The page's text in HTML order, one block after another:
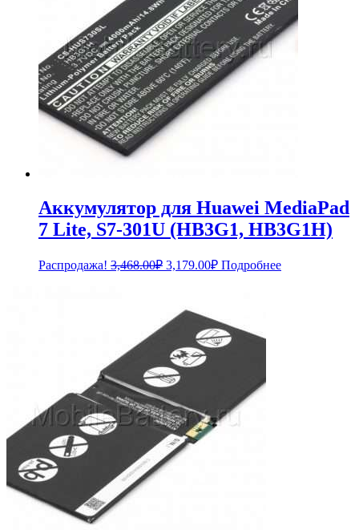
Аккумулятор для Huawei MediaPad
7 Lite, S7-301U (HB3G1, HB3G1H)
Распродажа! 3,468.00₽ Первоначальная
3,468.00₽.
3,179.00₽Текущая
Подробнее